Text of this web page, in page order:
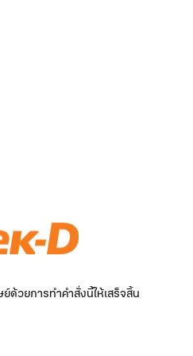
ด้วยการทำคำสั่งนี้ให้เสร็จสิ้น